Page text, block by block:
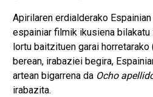
Apirilaren erdialderako
espainiar filmik ikusiena
lortu baitzituen garai horretarako
berean, irabaziei begira,
artean bigarrena da Ocho
irabazita.